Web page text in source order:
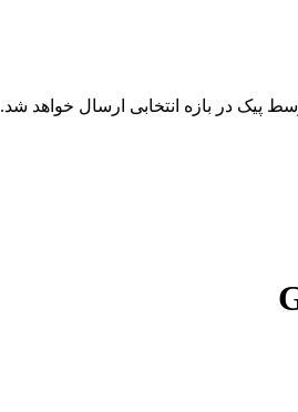
پیک در بازه انتخابی ارسال خواهد شد.